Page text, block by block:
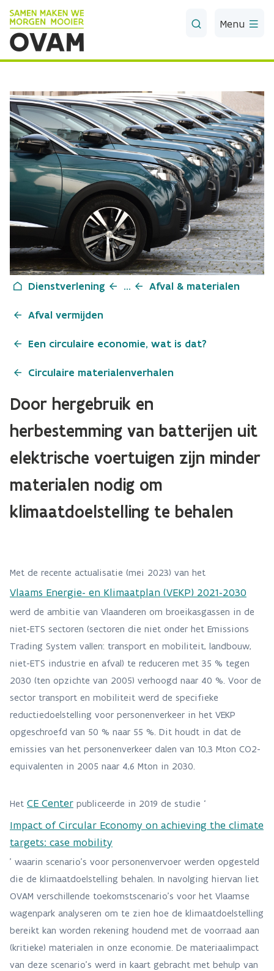
Skip to Main Content
Menu
Dienstverlening ... Afval & materialen
Afval vermijden
Een circulaire economie, wat is dat?
Circulaire materialenverhalen
Door hergebruik en
herbestemming van batterijen uit
elektrische voertuigen zijn minder
materialen nodig om
klimaatdoelstelling te behalen
Met de recente actualisatie (mei 2023) van het
Vlaams Energie- en Klimaatplan (VEKP) 2021-2030
werd de ambitie van Vlaanderen om broeikasgassen in de
niet-ETS sectoren (sectoren die niet onder het Emissions
Trading System vallen: transport en mobiliteit, landbouw,
niet-ETS industrie en afval) te reduceren met 35 % tegen
2030 (ten opzichte van 2005) verhoogd naar 40 %. Voor de
sector transport en mobiliteit werd de specifieke
reductiedoelstelling voor personenverkeer in het VEKP
opgeschroefd van 50 % naar 55 %. Dit houdt in dat de
emissies van het personenverkeer dalen van 10,3 Mton CO2-
equivalenten in 2005 naar 4,6 Mton in 2030.
Het CE Center publiceerde in 2019 de studie ‘
Impact of Circular Economy on achieving the climate
targets: case mobility
’ waarin scenario’s voor personenvervoer werden opgesteld
die de klimaatdoelstelling behalen. In navolging hiervan liet
OVAM verschillende toekomstscenario’s voor het Vlaamse
wagenpark analyseren om te zien hoe de klimaatdoelstelling
bereikt kan worden rekening houdend met de voorraad aan
(kritieke) materialen in onze economie. De materiaalimpact
van deze scenario’s werd in kaart gebracht met behulp van